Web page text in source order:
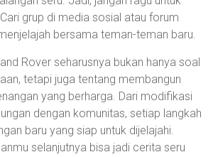
grup di media sosial atau forum
bersama teman-teman baru.
Rover seharusnya bukan hanya soal
tetapi juga tentang membangun
yang berharga. Dari modifikasi
dengan komunitas, setiap langkah
baru yang siap untuk dijelajahi.
selanjutnya bisa jadi cerita seru